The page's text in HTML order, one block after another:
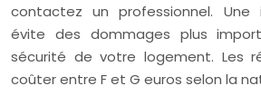
contactez un professionnel. Une
évite des dommages plus
sécurité de votre logement. Les
coûter entre F et G euros selon la